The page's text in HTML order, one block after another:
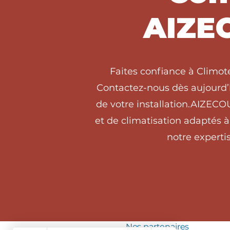
Faites confiance à
Contactez-nous dès
de votre
et de climatisation adaptés à
notre
Nos partenaires